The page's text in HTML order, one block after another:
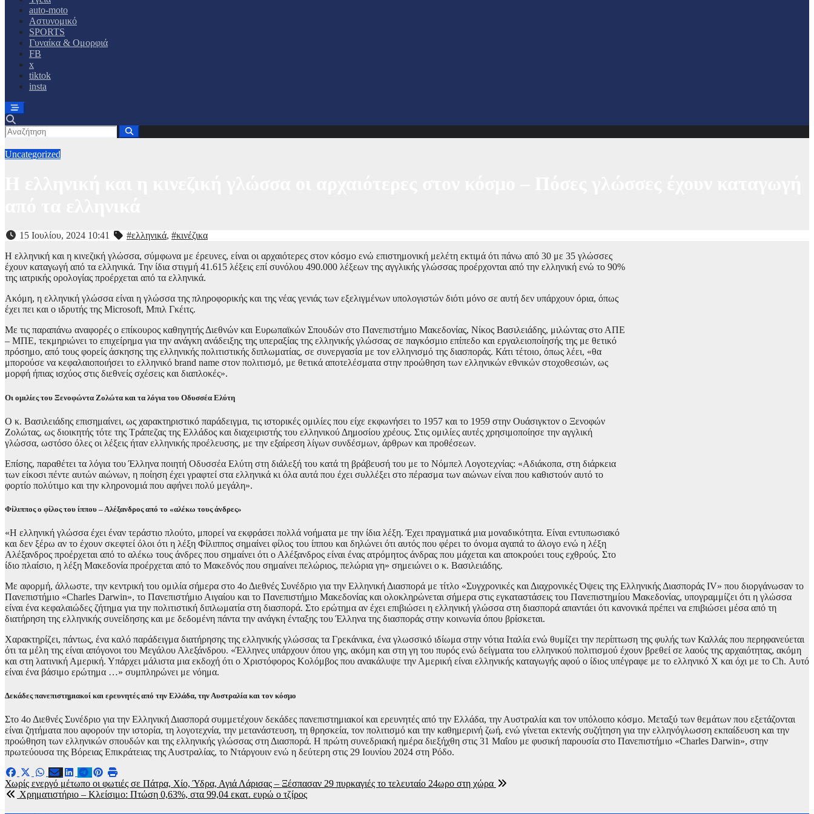
auto-moto
Αστυνομικό
SPORTS
Γυναίκα & Ομορφιά
FB
x
tiktok
insta
Uncategorized
15 Ιουλίου, 2024 10:41 #ελληνικά, #κινέζικα
Η ελληνική και η κινεζική γλώσσα, σύμφωνα με έρευνες, είναι οι αρχαιότερες στον κόσμο ενώ επιστημονική μελέτη εκτιμά ότι πάνω από 30 με 35 γλώσσες
έχουν καταγωγή από τα ελληνικά. Την ίδια στιγμή 41.615 λέξεις επί συνόλου 490.000 λέξεων της αγγλικής γλώσσας προέρχονται από την ελληνική ενώ το 90%
της ιατρικής ορολογίας προέρχεται από τα ελληνικά.
Ακόμη, η ελληνική γλώσσα είναι η γλώσσα της πληροφορικής και της νέας γενιάς των εξελιγμένων υπολογιστών διότι μόνο σε αυτή δεν υπάρχουν όρια, όπως
έχει πει και ο ιδρυτής της Microsoft, Μπιλ Γκέιτς.
Με τις παραπάνω αναφορές ο επίκουρος καθηγητής Διεθνών και Ευρωπαϊκών Σπουδών στο Πανεπιστήμιο Μακεδονίας, Νίκος Βασιλειάδης, μιλώντας στο ΑΠΕ
– ΜΠΕ, τεκμηριώνει το επιχείρημα για την ανάγκη ανάδειξης της υπεραξίας της ελληνικής γλώσσας σε παγκόσμιο επίπεδο και εργαλειοποίησής της με θετικό
πρόσημο, από τους φορείς άσκησης της ελληνικής πολιτιστικής διπλωματίας, σε συνεργασία με τον ελληνισμό της διασποράς. Κάτι τέτοιο, όπως λέει, «θα
μπορούσε να κεφαλαιοποιήσει το ελληνικό brand name στον πολιτισμό, με θετικά αποτελέσματα στην προώθηση των ελληνικών εθνικών στοχοθεσιών, ως
μορφή ήπιας ισχύος στις διεθνείς σχέσεις και διαπλοκές».
Οι ομιλίες του Ξενοφώντα Ζολώτα και τα λόγια του Οδυσσέα Ελύτη
Ο κ. Βασιλειάδης επισημαίνει, ως χαρακτηριστικό παράδειγμα, τις ιστορικές ομιλίες που είχε εκφωνήσει το 1957 και το 1959 στην Ουάσιγκτον ο Ξενοφών
Ζολώτας, ως διοικητής τότε της Τράπεζας της Ελλάδος και διαχειριστής του ελληνικού Δημοσίου χρέους. Στις ομιλίες αυτές χρησιμοποίησε την αγγλική
γλώσσα, ωστόσο όλες οι λέξεις ήταν ελληνικής προέλευσης, με την εξαίρεση λίγων συνδέσμων, άρθρων και προθέσεων.
Επίσης, παραθέτει τα λόγια του Έλληνα ποιητή Οδυσσέα Ελύτη στη διάλεξή του κατά τη βράβευσή του με το Νόμπελ Λογοτεχνίας: «Αδιάκοπα, στη διάρκεια
των είκοσι πέντε αυτών αιώνων, η ποίηση έχει γραφτεί στα ελληνικά κι όλα αυτά που έχει συλλέξει στο πέρασμα των αιώνων είναι που καθιστούν αυτό το
φορτίο πολύτιμο και την κληρονομιά που αφήνει πολύ μεγάλη».
Φίλιππος ο φίλος του ίππου – Αλέξανδρος από το «αλέκω τους άνδρες»
«Η ελληνική γλώσσα έχει έναν τεράστιο πλούτο, μπορεί να εκφράσει πολλά νοήματα με την ίδια λέξη. Έχει πραγματικά μια μοναδικότητα. Είναι εντυπωσιακό
και δεν ξέρω αν το έχουν σκεφτεί όλοι ότι η λέξη Φίλιππος σημαίνει φίλος του ίππου και δηλώνει ότι αυτός που φέρει το όνομα αγαπά το άλογο ενώ η λέξη
Αλέξανδρος προέρχεται από το αλέκω τους άνδρες που σημαίνει ότι ο Αλέξανδρος είναι ένας ατρόμητος άνδρας που μάχεται και αποκρούει τους εχθρούς. Στο
ίδιο πλαίσιο, η λέξη Μακεδονία προέρχεται από το Μακεδνός που σημαίνει πελώριος, πελώρια γη» σημειώνει ο κ. Βασιλειάδης.
Με αφορμή, άλλωστε, την κεντρική του ομιλία σήμερα στο 4ο Διεθνές Συνέδριο για την Ελληνική Διασπορά με τίτλο «Συγχρονικές και Διαχρονικές Όψεις της Ελληνικής Διασποράς IV» που διοργάνωσαν το
Πανεπιστήμιο «Charles Darwin», το Πανεπιστήμιο Αιγαίου και το Πανεπιστήμιο Μακεδονίας και ολοκληρώνεται σήμερα στις εγκαταστάσεις του Πανεπιστημίου Μακεδονίας, υπογραμμίζει ότι η γλώσσα
είναι ένα κεφαλαιώδες ζήτημα για την πολιτιστική διπλωματία στη διασπορά. Στο ερώτημα αν έχει επιβιώσει η ελληνική γλώσσα στη διασπορά απαντάει ότι κανονικά πρέπει να επιβιώσει μέσα από τη
διατήρηση της ελληνικής συνείδησης και με δεδομένη πάντα την ανάγκη ένταξης του Έλληνα της διασποράς στην κοινωνία όπου βρίσκεται.
Χαρακτηρίζει, πάντως, ένα καλό παράδειγμα διατήρησης της ελληνικής γλώσσας τα Γρεκάνικα, ένα γλωσσικό ιδίωμα στην νότια Ιταλία ενώ θυμίζει την περίπτωση της φυλής των Καλλάς που περηφανεύεται
ότι τα μέλη της είναι απόγονοι του Μεγάλου Αλεξάνδρου. «Έλληνες υπάρχουν όπου γης, ακόμη και στη γη του πυρός ενώ δείγματα του ελληνικού πολιτισμού έχουν βρεθεί σε λαούς της αρχαιότητας, ακόμη
και στη λατινική Αμερική. Υπάρχει μάλιστα μια εκδοχή ότι ο Χριστόφορος Κολόμβος που ανακάλυψε την Αμερική είναι ελληνικής καταγωγής αφού ο ίδιος υπέγραφε με το ελληνικό Χ και όχι με το Ch. Αυτό
είναι ένα βάσιμο ερώτημα …» συμπληρώνει με νόημα.
Δεκάδες πανεπιστημιακοί και ερευνητές από την Ελλάδα, την Αυστραλία και τον κόσμο
Στο 4ο Διεθνές Συνέδριο για την Ελληνική Διασπορά συμμετέχουν δεκάδες πανεπιστημιακοί και ερευνητές από την Ελλάδα, την Αυστραλία και τον υπόλοιπο κόσμο. Μεταξύ των θεμάτων που εξετάζονται
είναι ζητήματα που αφορούν την ιστορία, τη λογοτεχνία, την μετανάστευση, τη θρησκεία, τον πολιτισμό και την καθημερινή ζωή, ενώ γίνεται εκτενής συζήτηση για την ελληνόγλωσση εκπαίδευση και την
προώθηση των ελληνικών σπουδών και της ελληνικής γλώσσας στη Διασπορά. Η πρώτη συνεδριακή ημέρα διεξήχθη στις 31 Μαΐου με φυσική παρουσία στο Πανεπιστήμιο «Charles Darwin», στην
πρωτεύουσα της Βόρειας Επικράτειας της Αυστραλίας, το Ντάργουιν ενώ η δεύτερη στις 29 Ιουνίου 2024 στη Ρόδο.
Πλοήγηση
άρθρων
Χωρίς ενεργό μέτωπο οι φωτιές σε Πάτρα, Χίο, Ύδρα, Αγιά Λάρισας – Ξέσπασαν 29 πυρκαγιές το τελευταίο 24ωρο στη χώρα
Χρηματιστήριο – Κλείσιμο: Πτώση 0,63%, στα 99,04 εκατ. ευρώ ο τζίρος